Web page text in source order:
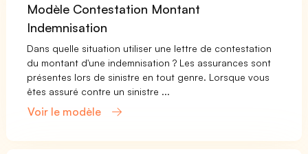
Modèle Contestation Montant
Indemnisation
Dans quelle situation utiliser une lettre de contestation
du montant d'une indemnisation ? Les assurances sont
présentes lors de sinistre en tout genre. Lorsque vous
êtes assuré contre un sinistre ...
Voir le modèle